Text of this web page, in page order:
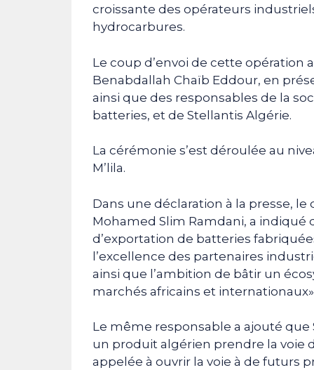
croissante des opérateurs
hydrocarbures.
Le coup d’envoi de cette opération
Benabdallah Chaïb Eddour, en
ainsi que des responsables de la
batteries, et de Stellantis Algérie.
La cérémonie s’est déroulée au
M’lila.
Dans une déclaration à la presse,
Mohamed Slim Ramdani, a
d’exportation de batteries
l’excellence des partenaires
ainsi que l’ambition de bâtir un
marchés africains et
Le même responsable a ajouté que
un produit algérien prendre la voie
appelée à ouvrir la voie à de futurs